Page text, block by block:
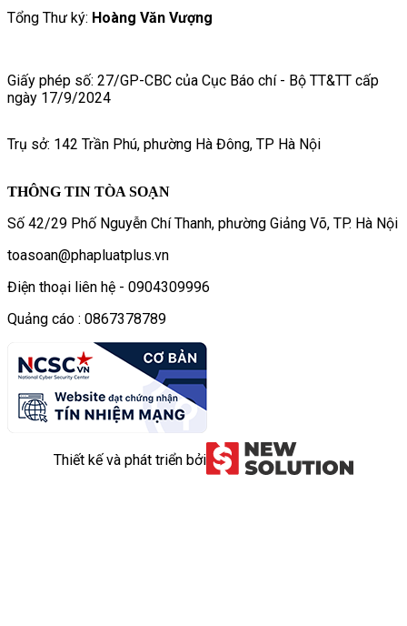
Tổng Thư ký: Hoàng Văn Vượng
Giấy phép số: 27/GP-CBC của Cục Báo chí - Bộ TT&TT cấp
ngày 17/9/2024
Trụ sở: 142 Trần Phú, phường Hà Đông, TP Hà Nội
THÔNG TIN TÒA SOẠN
Số 42/29 Phố Nguyễn Chí Thanh, phường Giảng Võ, TP. Hà Nội
toasoan@phapluatplus.vn
Điện thoại liên hệ - 0904309996
Quảng cáo : 0867378789
Thiết kế và phát triển bởi